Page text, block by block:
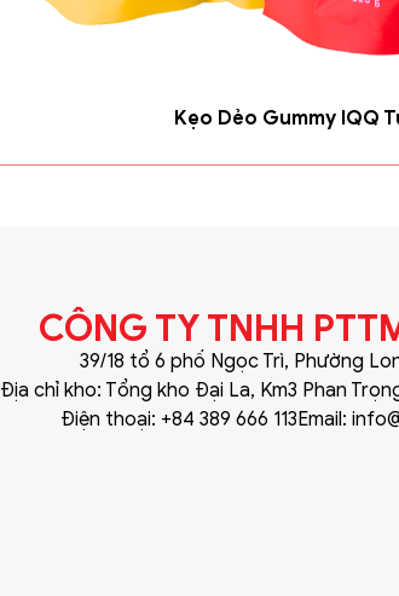
Kẹo Dẻo Gummy IQQ
CÔNG TY TNHH
39/18 tổ 6 phố Ngọc Trì, Phường
Địa chỉ kho: Tổng kho Đại La, Km3 Phan
Điện thoại: +84 389 666 113Email: